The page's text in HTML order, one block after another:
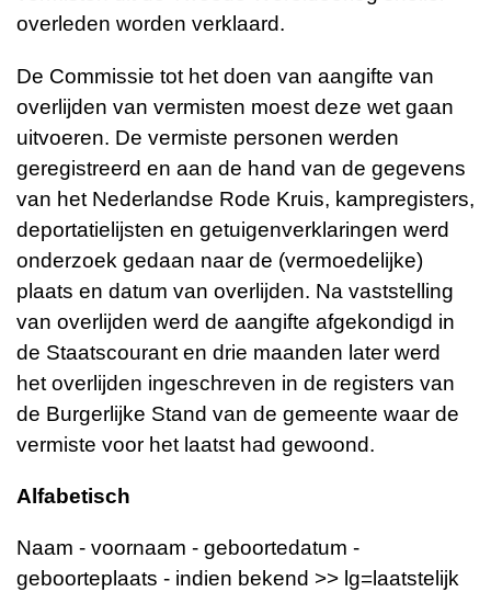
overleden worden verklaard.
De Commissie tot het doen van aangifte van
overlijden van vermisten moest deze wet gaan
uitvoeren. De vermiste personen werden
geregistreerd en aan de hand van de gegevens
van het Nederlandse Rode Kruis, kampregisters,
deportatielijsten en getuigenverklaringen werd
onderzoek gedaan naar de (vermoedelijke)
plaats en datum van overlijden. Na vaststelling
van overlijden werd de aangifte afgekondigd in
de Staatscourant en drie maanden later werd
het overlijden ingeschreven in de registers van
de Burgerlijke Stand van de gemeente waar de
vermiste voor het laatst had gewoond.
Alfabetisch
Naam - voornaam - geboortedatum -
geboorteplaats - indien bekend >> lg=laatstelijk